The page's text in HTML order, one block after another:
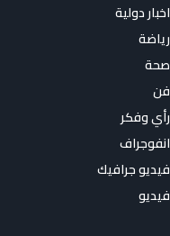
اخبار دولية
رياضة
صحة
فن
رأي وفكر
انفوجراف
فيديو جرافيك
فيديو